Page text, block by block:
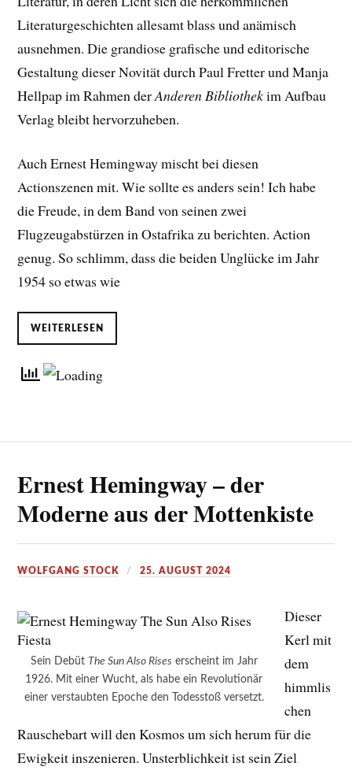
Literaturgeschichten allesamt blass und anämisch
ausnehmen. Die grandiose grafische und editorische
Gestaltung dieser Novität durch Paul Fretter und Manja
Hellpap im Rahmen derAnderen Bibliothekim Aufbau
Verlag bleibt hervorzuheben.
Auch Ernest Hemingway mischt bei diesen
Actionszenen mit. Wie sollte es anders sein! Ich habe
die Freude, in dem Band von seinen zwei
Flugzeugabstürzen in Ostafrika zu berichten. Action
genug. So schlimm, dass die beiden Unglücke im Jahr
1954 so etwas wie
WEITERLESEN
Ernest Hemingway – der
Moderne aus der Mottenkiste
WOLFGANG STOCK 25. AUGUST 2024
Sein Debüt The Sun Also Rises erscheint im Jahr
1926. Mit einer Wucht, als habe ein Revolutionär
einer verstaubten Epoche den Todesstoß versetzt.
Dieser
Kerl mit
dem
himmlis
chen
Rauschebart will den Kosmos um sich herum für die
Ewigkeit inszenieren. Unsterblichkeit ist sein Ziel